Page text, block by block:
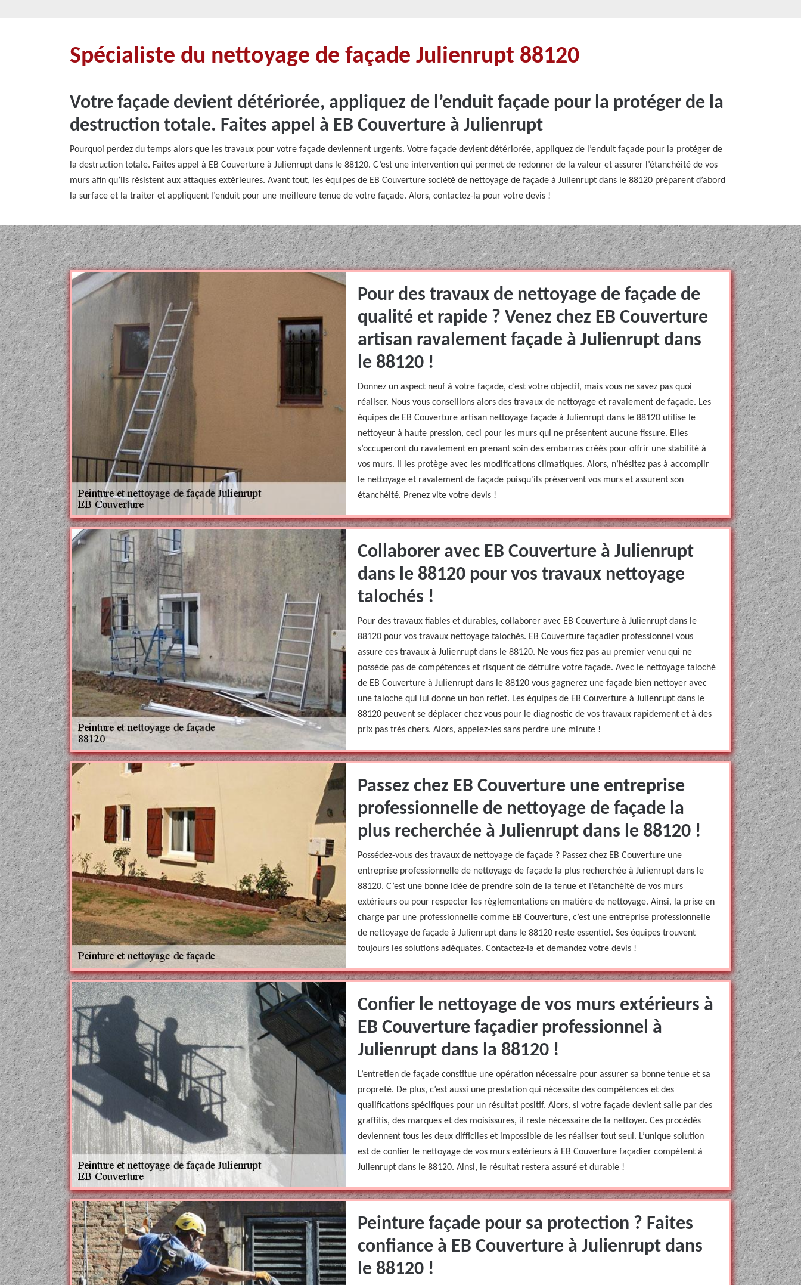
Spécialiste du nettoyage de façade Julienrupt 88120
Votre façade devient détériorée, appliquez de l’enduit façade pour la protéger de la
destruction totale. Faites appel à EB Couverture à Julienrupt
Pourquoi perdez du temps alors que les travaux pour votre façade deviennent urgents. Votre façade devient détériorée, appliquez de l’enduit façade pour la protéger de
la destruction totale. Faites appel à EB Couverture à Julienrupt dans le 88120. C’est une intervention qui permet de redonner de la valeur et assurer l’étanchéité de vos
murs afin qu’ils résistent aux attaques extérieures. Avant tout, les équipes de EB Couverture société de nettoyage de façade à Julienrupt dans le 88120 préparent d’abord
la surface et la traiter et appliquent l’enduit pour une meilleure tenue de votre façade. Alors, contactez-la pour votre devis !
Pour des travaux de nettoyage de façade de
qualité et rapide ? Venez chez EB Couverture
artisan ravalement façade à Julienrupt dans
le 88120 !
Donnez un aspect neuf à votre façade, c’est votre objectif, mais vous ne savez pas quoi
réaliser. Nous vous conseillons alors des travaux de nettoyage et ravalement de façade. Les
équipes de EB Couverture artisan nettoyage façade à Julienrupt dans le 88120 utilise le
nettoyeur à haute pression, ceci pour les murs qui ne présentent aucune fissure. Elles
s’occuperont du ravalement en prenant soin des embarras créés pour offrir une stabilité à
vos murs. Il les protège avec les modifications climatiques. Alors, n’hésitez pas à accomplir
le nettoyage et ravalement de façade puisqu'ils préservent vos murs et assurent son
étanchéité. Prenez vite votre devis !
Collaborer avec EB Couverture à Julienrupt
dans le 88120 pour vos travaux nettoyage
talochés !
Pour des travaux fiables et durables, collaborer avec EB Couverture à Julienrupt dans le
88120 pour vos travaux nettoyage talochés. EB Couverture façadier professionnel vous
assure ces travaux à Julienrupt dans le 88120. Ne vous fiez pas au premier venu qui ne
possède pas de compétences et risquent de détruire votre façade. Avec le nettoyage taloché
de EB Couverture à Julienrupt dans le 88120 vous gagnerez une façade bien nettoyer avec
une taloche qui lui donne un bon reflet. Les équipes de EB Couverture à Julienrupt dans le
88120 peuvent se déplacer chez vous pour le diagnostic de vos travaux rapidement et à des
prix pas très chers. Alors, appelez-les sans perdre une minute !
Passez chez EB Couverture une entreprise
professionnelle de nettoyage de façade la
plus recherchée à Julienrupt dans le 88120 !
Possédez-vous des travaux de nettoyage de façade ? Passez chez EB Couverture une
entreprise professionnelle de nettoyage de façade la plus recherchée à Julienrupt dans le
88120. C’est une bonne idée de prendre soin de la tenue et l’étanchéité de vos murs
extérieurs ou pour respecter les règlementations en matière de nettoyage. Ainsi, la prise en
charge par une professionnelle comme EB Couverture, c’est une entreprise professionnelle
de nettoyage de façade à Julienrupt dans le 88120 reste essentiel. Ses équipes trouvent
toujours les solutions adéquates. Contactez-la et demandez votre devis !
Confier le nettoyage de vos murs extérieurs à
EB Couverture façadier professionnel à
Julienrupt dans la 88120 !
L’entretien de façade constitue une opération nécessaire pour assurer sa bonne tenue et sa
propreté. De plus, c’est aussi une prestation qui nécessite des compétences et des
qualifications spécifiques pour un résultat positif. Alors, si votre façade devient salie par des
graffitis, des marques et des moisissures, il reste nécessaire de la nettoyer. Ces procédés
deviennent tous les deux difficiles et impossible de les réaliser tout seul. L’unique solution
est de confier le nettoyage de vos murs extérieurs à EB Couverture façadier compétent à
Julienrupt dans le 88120. Ainsi, le résultat restera assuré et durable !
Peinture façade pour sa protection ? Faites
confiance à EB Couverture à Julienrupt dans
le 88120 !